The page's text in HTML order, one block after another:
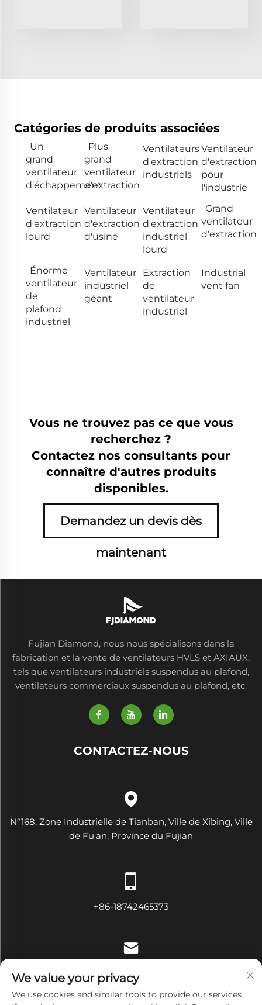
Catégories de produits associées
Un
grand
ventilateur
d'échappement
Plus
grand
ventilateur
d'extraction
Ventilateurs
d'extraction
industriels
Ventilateur
d'extraction
pour
l'industrie
Ventilateur
d'extraction
lourd
Ventilateur
d'extraction
d'usine
Ventilateur
d'extraction
industriel
lourd
Grand
ventilateur
d'extraction
Énorme
ventilateur
de
plafond
industriel
Ventilateur
industriel
géant
Extraction
de
ventilateur
industriel
Industrial
vent fan
Vous ne trouvez pas ce que vous
recherchez ?
Contactez nos consultants pour
connaître d'autres produits
disponibles.
Demandez un devis dès
maintenant
Fujian Diamond, nous nous spécialisons dans la
fabrication et la vente de ventilateurs HVLS et AXIAUX,
tels que ventilateurs industriels suspendus au plafond,
ventilateurs commerciaux suspendus au plafond, etc.
CONTACTEZ-NOUS
N°168, Zone Industrielle de Tianban, Ville de Xibing, Ville
de Fu'an, Province du Fujian
+86-18742465373
We value your privacy
We use cookies and similar tools to provide our services.